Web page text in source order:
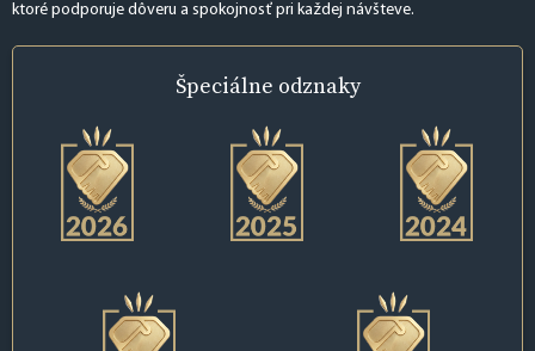
ktoré podporuje dôveru a spokojnosť pri každej návšteve.
Špeciálne odznaky